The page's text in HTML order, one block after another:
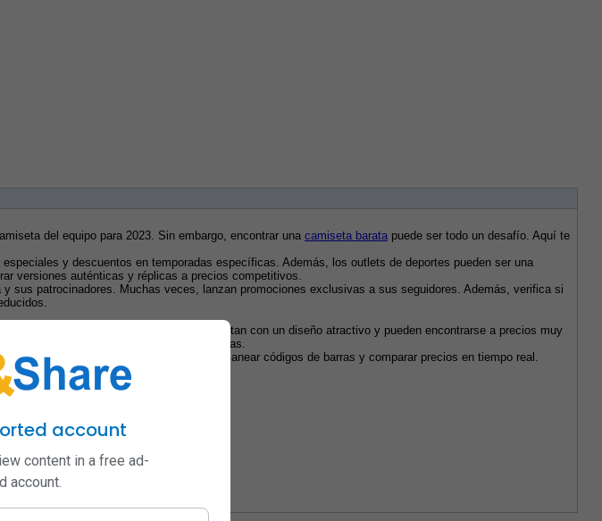
del equipo para 2023. Sin embargo, encontrar una camiseta barata puede ser todo un desafío. Aquí te
y descuentos en temporadas específicas. Además, los outlets de deportes pueden ser una
versiones auténticas y réplicas a precios competitivos.
sus patrocinadores. Muchas veces, lanzan promociones exclusivas a sus seguidores. Además, verifica si
muchas veces estas camisetas cuentan con un diseño atractivo y pueden encontrarse a precios muy
una forma sostenible de hacer tus compras.
aplicaciones móviles que te permitan escanear códigos de barras y comparar precios en tiempo real.
account
content in a free ad-
account.